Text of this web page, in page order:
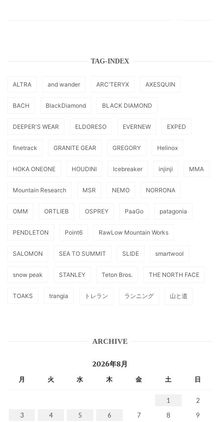
TAG-INDEX
ALTRA and wander ARC'TERYX AXESQUIN
BACH BlackDiamond BLACK DIAMOND
DEEPER'S WEAR ELDORESO EVERNEW EXPED
finetrack GRANITE GEAR GREGORY Helinox
HOKA ONEONE HOUDINI Icebreaker injinji MMA
Mountain Research MSR NEMO NORRONA
OMM ORTLIEB OSPREY PaaGo patagonia
PENDLETON Point6 RawLow Mountain Works
SALOMON SEA TO SUMMIT SLIDE smartwool
snow peak STANLEY Teton Bros. THE NORTH FACE
TOAKS trangia トレラン ランニング 山と道
ARCHIVE
2026年8月
月 火 水 木 金 土 日
1
2
3
4 5 6 7 8 9